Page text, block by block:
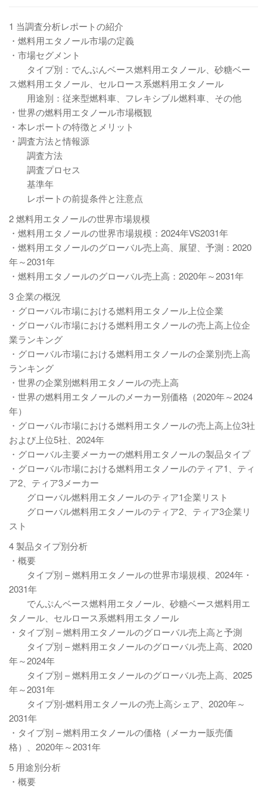
1 当調査分析レポートの紹介
・燃料用エタノール市場の定義
・市場セグメント
タイプ別：でんぷんベース燃料用エタノール、砂糖ベー
ス燃料用エタノール、セルロース系燃料用エタノール
用途別：従来型燃料車、フレキシブル燃料車、その他
・世界の燃料用エタノール市場概観
・本レポートの特徴とメリット
・調査方法と情報源
調査方法
調査プロセス
基準年
レポートの前提条件と注意点
2 燃料用エタノールの世界市場規模
・燃料用エタノールの世界市場規模：2024年VS2031年
・燃料用エタノールのグローバル売上高、展望、予測：2020
年～2031年
・燃料用エタノールのグローバル売上高：2020年～2031年
3 企業の概況
・グローバル市場における燃料用エタノール上位企業
・グローバル市場における燃料用エタノールの売上高上位企
業ランキング
・グローバル市場における燃料用エタノールの企業別売上高
ランキング
・世界の企業別燃料用エタノールの売上高
・世界の燃料用エタノールのメーカー別価格（2020年～2024
年）
・グローバル市場における燃料用エタノールの売上高上位3社
および上位5社、2024年
・グローバル主要メーカーの燃料用エタノールの製品タイプ
・グローバル市場における燃料用エタノールのティア1、ティ
ア2、ティア3メーカー
グローバル燃料用エタノールのティア1企業リスト
グローバル燃料用エタノールのティア2、ティア3企業リ
スト
4 製品タイプ別分析
・概要
タイプ別 – 燃料用エタノールの世界市場規模、2024年・
2031年
でんぷんベース燃料用エタノール、砂糖ベース燃料用エ
タノール、セルロース系燃料用エタノール
・タイプ別 – 燃料用エタノールのグローバル売上高と予測
タイプ別 – 燃料用エタノールのグローバル売上高、2020
年～2024年
タイプ別 – 燃料用エタノールのグローバル売上高、2025
年～2031年
タイプ別-燃料用エタノールの売上高シェア、2020年～
2031年
・タイプ別 – 燃料用エタノールの価格（メーカー販売価
格）、2020年～2031年
5 用途別分析
・概要